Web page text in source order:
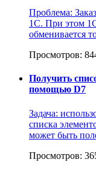
Проблема:
1С. При этом 1С
обменивается
Просмотров:
Получить
помощью D7
Задача:
списка
может быть
Просмотров: